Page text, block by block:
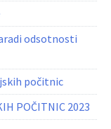
odsotnosti
počitnic
POČITNIC 2023